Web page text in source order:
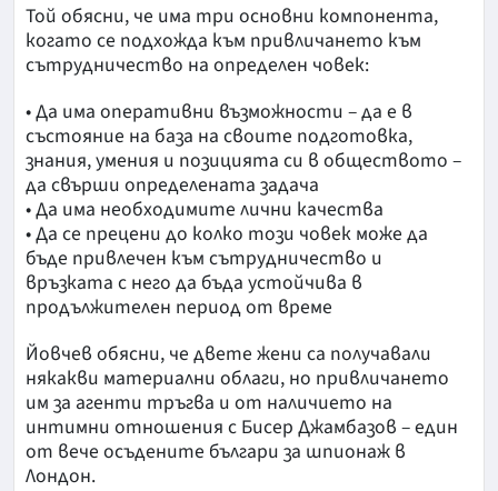
Той обясни, че има три основни компонента,
когато се подхожда към привличането към
сътрудничество на определен човек:
• Да има оперативни възможности – да е в
състояние на база на своите подготовка,
знания, умения и позицията си в обществото –
да свърши определената задача
• Да има необходимите лични качества
• Да се прецени до колко този човек може да
бъде привлечен към сътрудничество и
връзката с него да бъда устойчива в
продължителен период от време
Йовчев обясни, че двете жени са получавали
някакви материални облаги, но привличането
им за агенти тръгва и от наличието на
интимни отношения с Бисер Джамбазов – един
от вече осъдените българи за шпионаж в
Лондон.